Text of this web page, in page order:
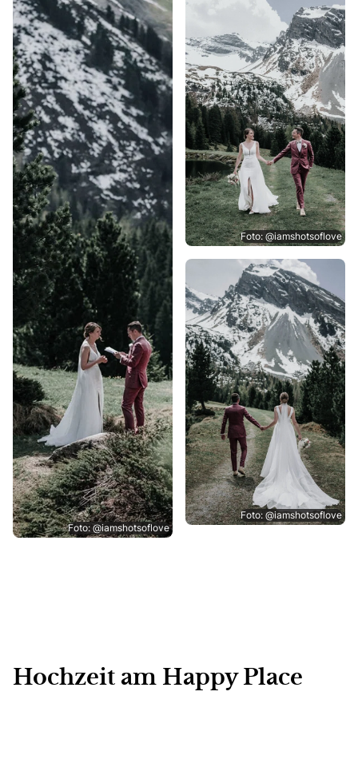
Foto: @iamshotsoflove
Foto: @iamshotsoflove
Foto: @iamshotsoflove
Hochzeit am Happy Place